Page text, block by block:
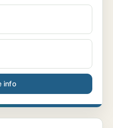
info
i Metr...